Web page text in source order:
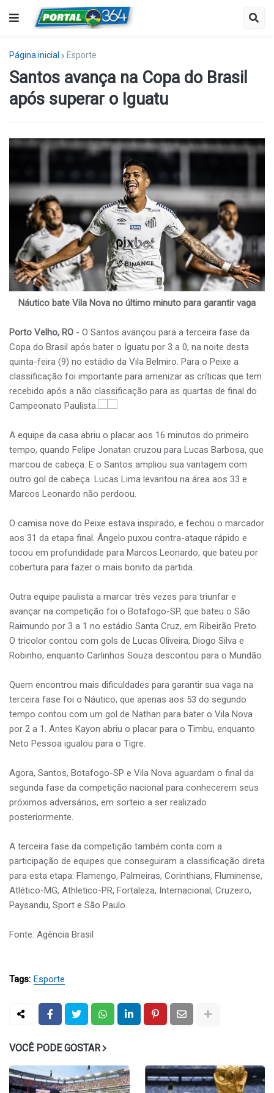
Página inicial Esporte
Santos avança na Copa do Brasil
após superar o Iguatu
Náutico bate Vila Nova no último minuto para garantir vaga
Porto Velho, RO - O Santos avançou para a terceira fase da
Copa do Brasil após bater o Iguatu por 3 a 0, na noite desta
quinta-feira (9) no estádio da Vila Belmiro. Para o Peixe a
classificação foi importante para amenizar as críticas que tem
recebido após a não classificação para as quartas de final do
Campeonato Paulista.
A equipe da casa abriu o placar aos 16 minutos do primeiro
tempo, quando Felipe Jonatan cruzou para Lucas Barbosa, que
marcou de cabeça. E o Santos ampliou sua vantagem com
outro gol de cabeça. Lucas Lima levantou na área aos 33 e
Marcos Leonardo não perdoou.
O camisa nove do Peixe estava inspirado, e fechou o marcador
aos 31 da etapa final. Ângelo puxou contra-ataque rápido e
tocou em profundidade para Marcos Leonardo, que bateu por
cobertura para fazer o mais bonito da partida.
Outra equipe paulista a marcar três vezes para triunfar e
avançar na competição foi o Botafogo-SP, que bateu o São
Raimundo por 3 a 1 no estádio Santa Cruz, em Ribeirão Preto.
O tricolor contou com gols de Lucas Oliveira, Diogo Silva e
Robinho, enquanto Carlinhos Souza descontou para o Mundão.
Quem encontrou mais dificuldades para garantir sua vaga na
terceira fase foi o Náutico, que apenas aos 53 do segundo
tempo contou com um gol de Nathan para bater o Vila Nova
por 2 a 1. Antes Kayon abriu o placar para o Timbu, enquanto
Neto Pessoa igualou para o Tigre.
Agora, Santos, Botafogo-SP e Vila Nova aguardam o final da
segunda fase da competição nacional para conhecerem seus
próximos adversários, em sorteio a ser realizado
posteriormente.
A terceira fase da competição também conta com a
participação de equipes que conseguiram a classificação direta
para esta etapa: Flamengo, Palmeiras, Corinthians, Fluminense,
Atlético-MG, Athletico-PR, Fortaleza, Internacional, Cruzeiro,
Paysandu, Sport e São Paulo.
Fonte: Agência Brasil
Tags: Esporte
VOCÊ PODE GOSTAR